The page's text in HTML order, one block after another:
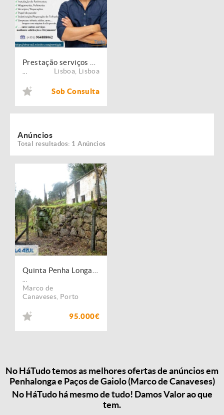
Lisboa Lisboa
Sob Consulta
Anúncios
Total resultados: 1 Anúncios
Marco de
Canaveses Porto
95.000€
No HáTudo temos as melhores ofertas de anúncios em
Penhalonga e Paços de Gaiolo (Marco de Canaveses)
No HáTudo há mesmo de tudo! Damos Valor ao que
tem.